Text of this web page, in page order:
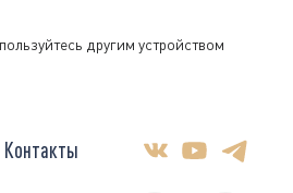
другим устройством
Контакты